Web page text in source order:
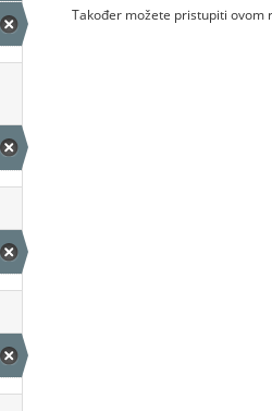
Također možete pristupiti ovom